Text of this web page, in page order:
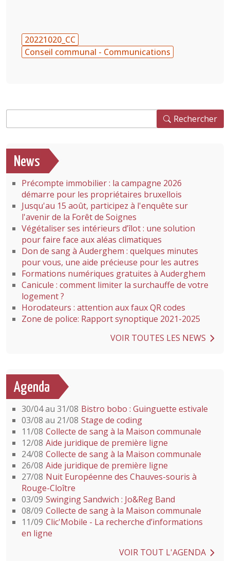
20221020_CC
Conseil communal - Communications
Rechercher
News
Précompte immobilier : la campagne 2026
démarre pour les propriétaires bruxellois
Jusqu'au 15 août, participez à l'enquête sur
l'avenir de la Forêt de Soignes
Végétaliser ses intérieurs d’îlot : une solution
pour faire face aux aléas climatiques
Don de sang à Auderghem : quelques minutes
pour vous, une aide précieuse pour les autres
Formations numériques gratuites à Auderghem
Canicule : comment limiter la surchauffe de votre
logement ?
Horodateurs : attention aux faux QR codes
Zone de police: Rapport synoptique 2021-2025
VOIR TOUTES LES NEWS
Agenda
30/04 au 31/08 Bistro bobo : Guinguette estivale
03/08 au 21/08 Stage de coding
11/08 Collecte de sang à la Maison communale
12/08 Aide juridique de première ligne
24/08 Collecte de sang à la Maison communale
26/08 Aide juridique de première ligne
27/08 Nuit Européenne des Chauves-souris à
Rouge-Cloître
03/09 Swinging Sandwich : Jo&Reg Band
08/09 Collecte de sang à la Maison communale
11/09 Clic'Mobile - La recherche d’informations
en ligne
VOIR TOUT L'AGENDA